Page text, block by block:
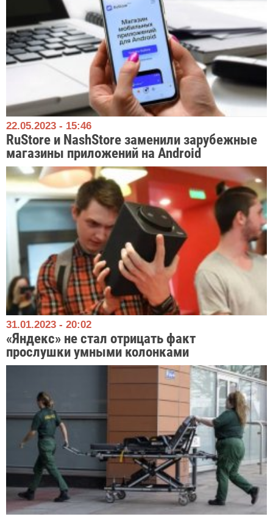
22.05.2023 - 15:46
RuStore и NashStore заменили зарубежные
магазины приложений на Android
31.01.2023 - 20:02
«Яндекс» не стал отрицать факт
прослушки умными колонками